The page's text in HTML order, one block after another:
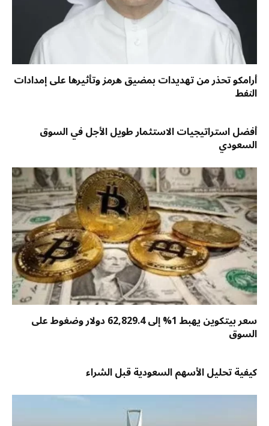
أرامكو تحذر من تهديدات بمضيق هرمز وتأثيرها على إمدادات
النفط
أفضل استراتيجيات الاستثمار طويل الأجل في السوق
السعودي
سعر بيتكوين يهبط 1% إلى 62,829.4 دولار وضغوط على
السوق
كيفية تحليل الأسهم السعودية قبل الشراء